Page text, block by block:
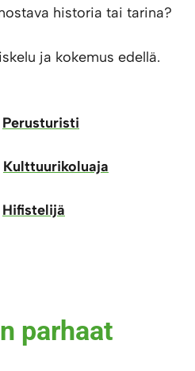
historia tai tarina?
ja kokemus edellä.
Perusturisti
Kulttuurikoluaja
Hifistelijä
parhaat